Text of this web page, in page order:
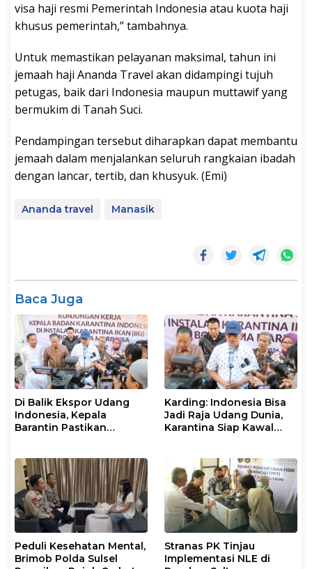
visa haji resmi Pemerintah Indonesia atau kuota haji
khusus pemerintah,” tambahnya.
Untuk memastikan pelayanan maksimal, tahun ini
jemaah haji Ananda Travel akan didampingi tujuh
petugas, baik dari Indonesia maupun muttawif yang
bermukim di Tanah Suci.
Pendampingan tersebut diharapkan dapat membantu
jemaah dalam menjalankan seluruh rangkaian ibadah
dengan lancar, tertib, dan khusyuk. (Emi)
Ananda travel Manasik
Baca Juga
Di Balik Ekspor Udang
Indonesia, Kepala
Barantin Pastikan
Karding: Indonesia Bisa
Jadi Raja Udang Dunia,
Karantina Siap Kawal
Peduli Kesehatan Mental,
Brimob Polda Sulsel
Stranas PK Tinjau
Implementasi NLE di